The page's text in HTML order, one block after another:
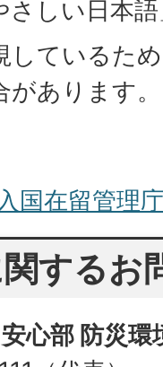
さしい日本
しているた
あります。
国在留管理
するお
心部 防災環